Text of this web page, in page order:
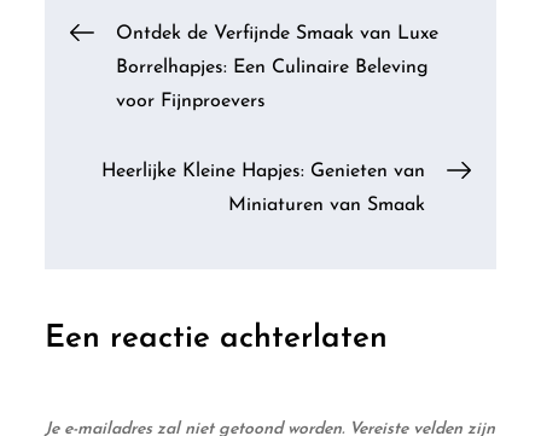
Berichtnavigatie
Ontdek de Verfijnde Smaak van Luxe
Borrelhapjes: Een Culinaire Beleving
voor Fijnproevers
Heerlijke Kleine Hapjes: Genieten van
Miniaturen van Smaak
Een reactie achterlaten
Je e-mailadres zal niet getoond worden. Vereiste velden zijn